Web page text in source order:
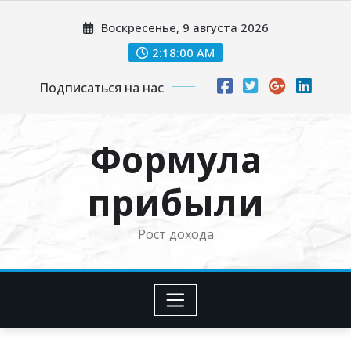
Воскресенье, 9 августа 2026
2:18:01 AM
Подписаться на нас
Формула
прибыли
Рост дохода